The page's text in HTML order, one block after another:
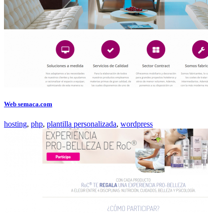
Web semaca.com
hosting, php, plantilla personalizada, wordpress